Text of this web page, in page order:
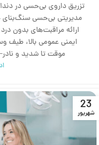
تزریق داروی بی‌حسی در
مدیریتی بی‌حسی سنگ‌بنای
ارائه مراقبت‌های بدون
ایمنی عمومی بالا، طیف
موقت تا شدید و
23
شهریور